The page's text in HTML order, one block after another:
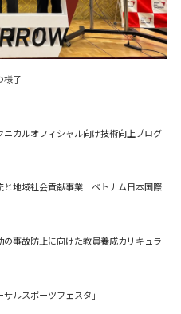
様子
ニカルオフィシャル向け技術向上プログ
と地域社会貢献事業「ベトナム日本国際
の事故防止に向けた教員養成カリキュラ
ルスポーツフェスタ」